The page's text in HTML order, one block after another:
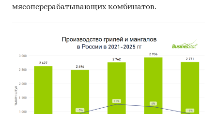
мясоперерабатывающих комбинатов.